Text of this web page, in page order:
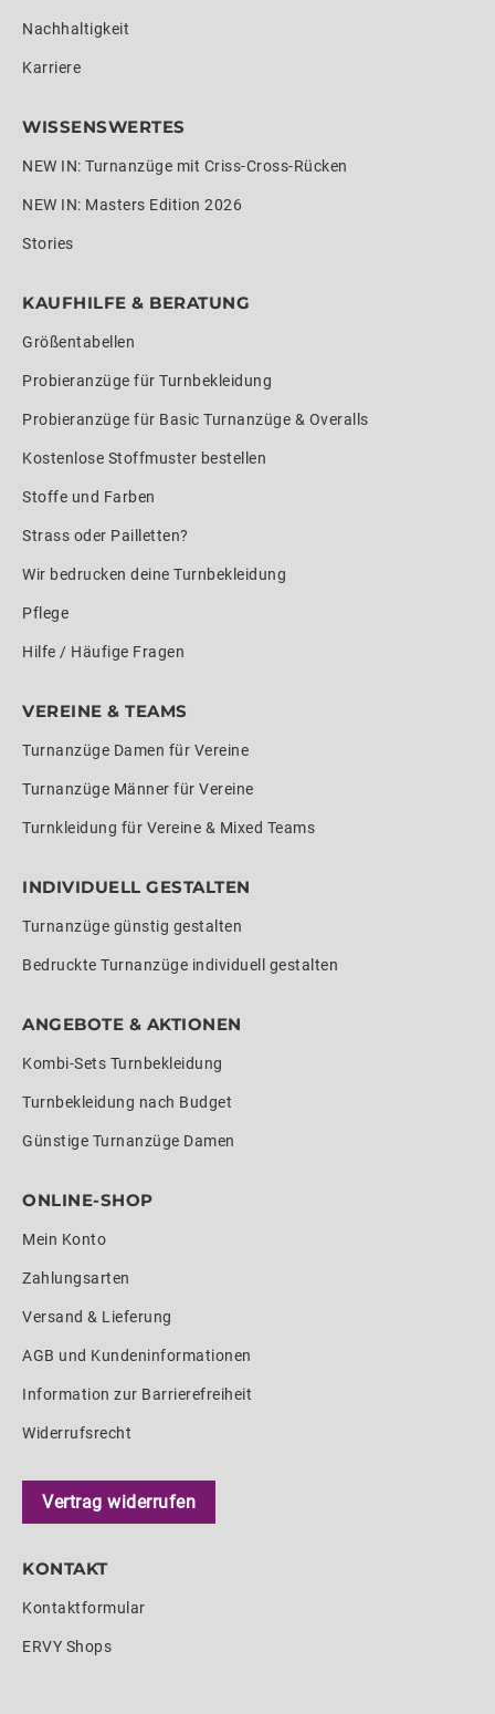
Nachhaltigkeit
Karriere
WISSENSWERTES
NEW IN: Turnanzüge mit Criss-Cross-Rücken
NEW IN: Masters Edition 2026
Stories
KAUFHILFE & BERATUNG
Größentabellen
Probieranzüge für Turnbekleidung
Probieranzüge für Basic Turnanzüge & Overalls
Kostenlose Stoffmuster bestellen
Stoffe und Farben
Strass oder Pailletten?
Wir bedrucken deine Turnbekleidung
Pflege
Hilfe / Häufige Fragen
VEREINE & TEAMS
Turnanzüge Damen für Vereine
Turnanzüge Männer für Vereine
Turnkleidung für Vereine & Mixed Teams
INDIVIDUELL GESTALTEN
Turnanzüge günstig gestalten
Bedruckte Turnanzüge individuell gestalten
ANGEBOTE & AKTIONEN
Kombi-Sets Turnbekleidung
Turnbekleidung nach Budget
Günstige Turnanzüge Damen
ONLINE-SHOP
Mein Konto
Zahlungsarten
Versand & Lieferung
AGB und Kundeninformationen
Information zur Barrierefreiheit
Widerrufsrecht
Vertrag widerrufen
KONTAKT
Kontaktformular
ERVY Shops